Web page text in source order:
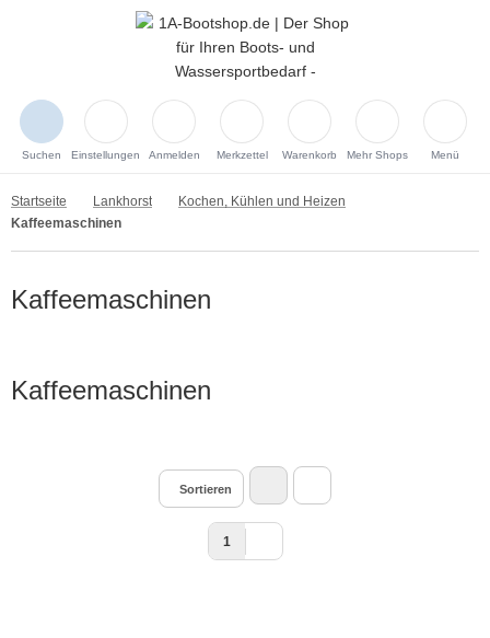
Suchen Einstellungen Anmelden Merkzettel Warenkorb Mehr Shops Menü
Startseite Lankhorst
Kochen, Kühlen und Heizen
Kaffeemaschinen
Kaffeemaschinen
Kaffeemaschinen
Sortieren
1